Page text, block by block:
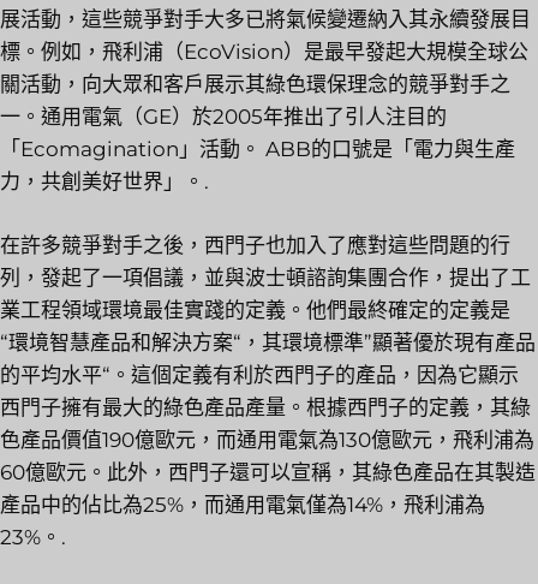
展活動，這些競爭對手大多已將氣候變遷納入其永續發展目
標。例如，飛利浦（EcoVision）是最早發起大規模全球公
關活動，向大眾和客戶展示其綠色環保理念的競爭對手之
一。通用電氣（GE）於2005年推出了引人注目的
「Ecomagination」活動。 ABB的口號是「電力與生產
力，共創美好世界」。.
在許多競爭對手之後，西門子也加入了應對這些問題的行
列，發起了一項倡議，並與波士頓諮詢集團合作，提出了工
業工程領域環境最佳實踐的定義。他們最終確定的定義是
“環境智慧產品和解決方案“，其環境標準”顯著優於現有產品
的平均水平“。這個定義有利於西門子的產品，因為它顯示
西門子擁有最大的綠色產品產量。根據西門子的定義，其綠
色產品價值190億歐元，而通用電氣為130億歐元，飛利浦為
60億歐元。此外，西門子還可以宣稱，其綠色產品在其製造
產品中的佔比為25%，而通用電氣僅為14%，飛利浦為
23%。.